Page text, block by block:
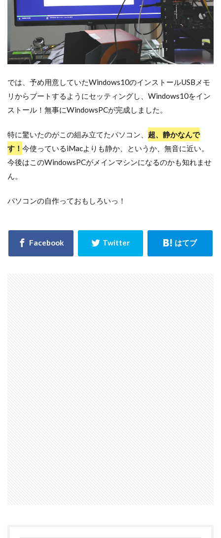
では、予め用意していたWindows10のインストールUSBメモ
リからブートするようにセッティングし、Windows10をイン
ストール！無事にWindowsPCが完成しました。
特に驚いたのがこの組み立てたパソコン、 超、静かなんで
す！ 今使っているiMacよりも静か、というか、無音に近い。
今後はこのWindowsPCがメインマシンになるのかも知れませ
ん。
パソコンの自作っておもしろいっ！